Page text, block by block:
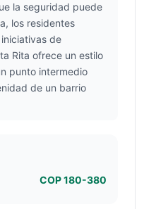
la seguridad puede
los residentes
de
Rita ofrece un estilo
punto intermedio
de un barrio
COP 180-380